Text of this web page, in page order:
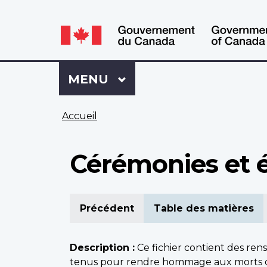
Language
switcher
Language
switcher
Se
connecter
à
Dossier
Menu
MENU PRINCIPAL
Accueil
Cérémonies et
Précédent Table des matières
Description : Ce fichier contient des
tenus pour rendre hommage aux morts